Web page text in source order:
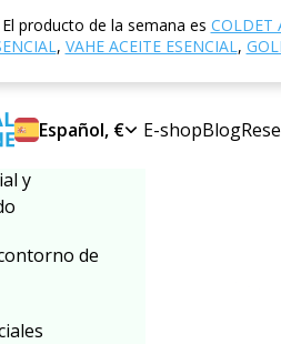
El producto de la semana es COLDET
, VAHE ACEITE ESENCIAL,
Español, € E-shopBlog
y
de
Inicio
NOVEDAD